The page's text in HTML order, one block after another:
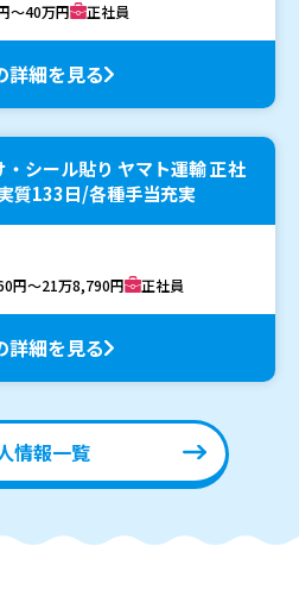
～40万円 正社員
詳細を見る
シール貼り ヤマト運輸 正社
質133日/各種手当充実
円～21万8,790円 正社員
詳細を見る
情報一覧